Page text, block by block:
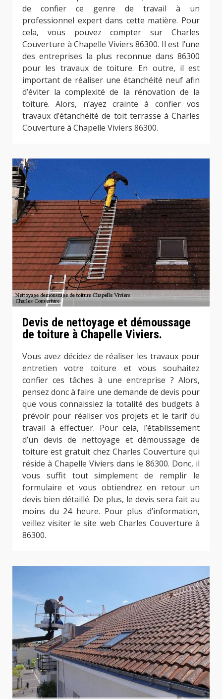
de confier ce genre de travail à un
professionnel expert dans cette matière. Pour
cela, vous pouvez compter sur Charles
Couverture à Chapelle Viviers 86300. Il est l’une
des entreprises la plus reconnue dans 86300
pour les travaux de toiture. En outre, il est
important de réaliser une étanchéité neuf afin
d’éviter la complexité de la rénovation de la
toiture. Alors, n’ayez crainte à confier vos
travaux d’étanchéité de toit terrasse à Charles
Couverture à Chapelle Viviers 86300.
Devis de nettoyage et démoussage
de toiture à Chapelle Viviers.
Vous avez décidez de réaliser les travaux pour
entretien votre toiture et vous souhaitez
confier ces tâches à une entreprise ? Alors,
pensez donc à faire une demande de devis pour
que vous connaissiez la totalité des budgets à
prévoir pour réaliser vos projets et le tarif du
travail à effectuer. Pour cela, l’établissement
d’un devis de nettoyage et démoussage de
toiture est gratuit chez Charles Couverture qui
réside à Chapelle Viviers dans le 86300. Donc, il
vous suffit tout simplement de remplir le
formulaire et vous obtiendrez en retour un
devis bien détaillé. De plus, le devis sera fait au
moins du 24 heure. Pour plus d’information,
veillez visiter le site web Charles Couverture à
86300.